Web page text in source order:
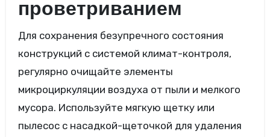
проветриванием
Для сохранения безупречного состояния
конструкций с системой климат-контроля,
регулярно очищайте элементы
микроциркуляции воздуха от пыли и мелкого
мусора. Используйте мягкую щетку или
пылесос с насадкой-щеточкой для удаления